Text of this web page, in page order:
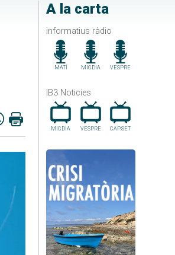
A la carta
informatius ràdio
MATÍ MIGDIA VESPRE
IB3 Noticies
MIGDIA VESPRE CAP.SET